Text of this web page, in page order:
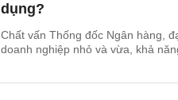
dụng?
Chất vấn Thống đốc Ngân hàng,
doanh nghiệp nhỏ và vừa, khả